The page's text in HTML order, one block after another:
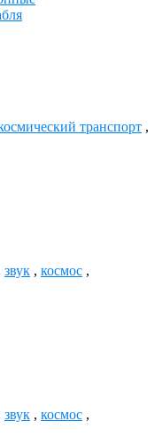
транспорт ,
звук , космос ,
звук , космос ,